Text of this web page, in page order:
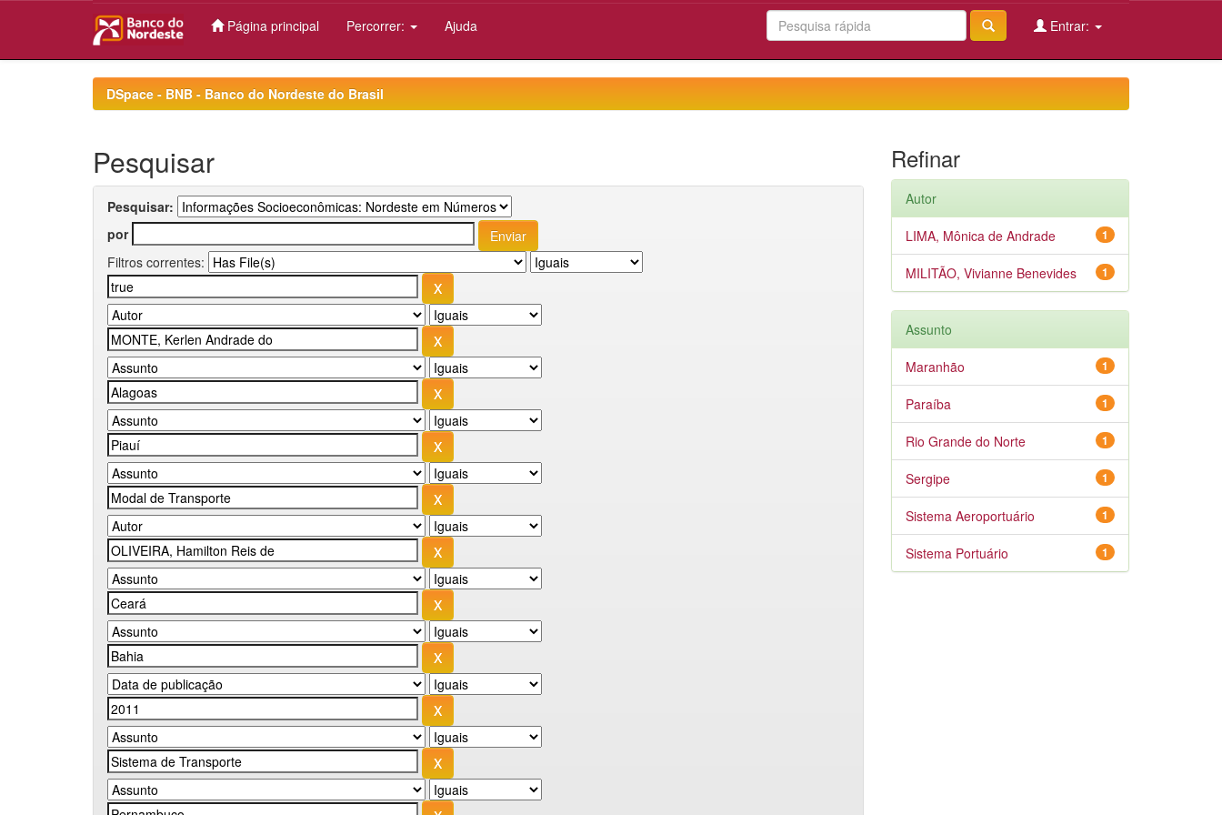
Página principal Percorrer: Ajuda Entrar:
DSpace - BNB - Banco do Nordeste do Brasil
Pesquisar
Pesquisar:
por
Filtros correntes:
Refinar
Autor
1
LIMA, Mônica de Andrade
1
MILITÃO, Vivianne Benevides
Assunto
1
Maranhão
1
Paraíba
1
Rio Grande do Norte
1
Sergipe
1
Sistema Aeroportuário
1
Sistema Portuário